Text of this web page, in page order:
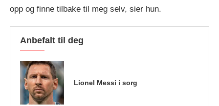
opp og finne til­ba­ke til meg selv, sier hun.
Anbefalt til deg
Lionel Messi i sorg